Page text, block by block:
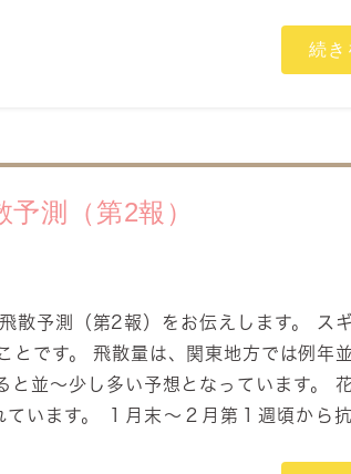
続き
測（第2報）
散予測（第2報）をお伝えします。 ス
です。 飛散量は、関東地方では例年
並～少し多い予想となっています。
います。 １月末～２月第１週頃から